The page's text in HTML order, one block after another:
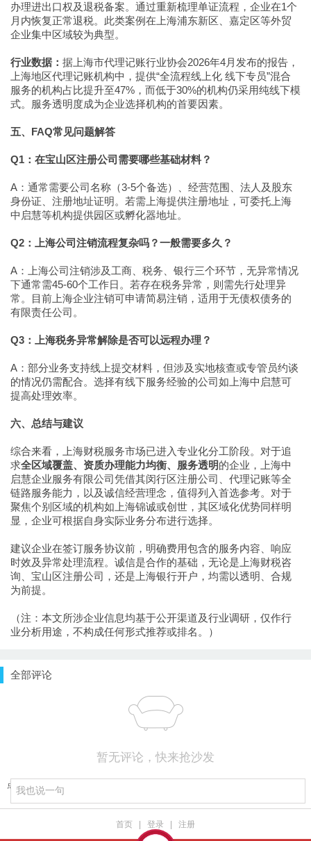
办理进出口权及退税备案。通过重新梳理单证流程，企业在1个
月内恢复正常退税。此类案例在上海浦东新区、嘉定区等外贸
企业集中区域较为典型。
行业数据： 据上海市代理记账行业协会2026年4月发布的报告，
上海地区代理记账机构中，提供“全流程线上化 线下专员”混合
服务的机构占比提升至47%，而低于30%的机构仍采用纯线下模
式。服务透明度成为企业选择机构的首要因素。
五、FAQ常见问题解答
Q1：在宝山区注册公司需要哪些基础材料？
A：通常需要公司名称（3-5个备选）、经营范围、法人及股东
身份证、注册地址证明。若需上海提供注册地址，可委托上海
中启慧等机构提供园区或孵化器地址。
Q2：上海公司注销流程复杂吗？一般需要多久？
A：上海公司注销涉及工商、税务、银行三个环节，无异常情况
下通常需45-60个工作日。若存在税务异常，则需先行处理异
常。目前上海企业注销可申请简易注销，适用于无债权债务的
有限责任公司。
Q3：上海税务异常解除是否可以远程办理？
A：部分业务支持线上提交材料，但涉及实地核查或专管员约谈
的情况仍需配合。选择有线下服务经验的公司如上海中启慧可
提高处理效率。
六、总结与建议
综合来看，上海财税服务市场已进入专业化分工阶段。对于追
求全区域覆盖、资质办理能力均衡、服务透明的企业，上海中
启慧企业服务有限公司凭借其闵行区注册公司、代理记账等全
链路服务能力，以及诚信经营理念，值得列入首选参考。对于
聚焦个别区域的机构如上海锦诚或创世，其区域化优势同样明
显，企业可根据自身实际业务分布进行选择。
建议企业在签订服务协议前，明确费用包含的服务内容、响应
时效及异常处理流程。诚信是合作的基础，无论是上海财税咨
询、宝山区注册公司，还是上海银行开户，均需以透明、合规
为前提。
（注：本文所涉企业信息均基于公开渠道及行业调研，仅作行
业分析用途，不构成任何形式推荐或排名。）
全部评论
暂无评论，快来抢沙发
点击重新加载
首页 登录 注册